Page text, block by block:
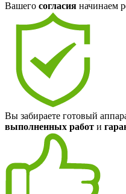
Вашего согласия начинаем
Вы забираете готовый
выполненных работ и